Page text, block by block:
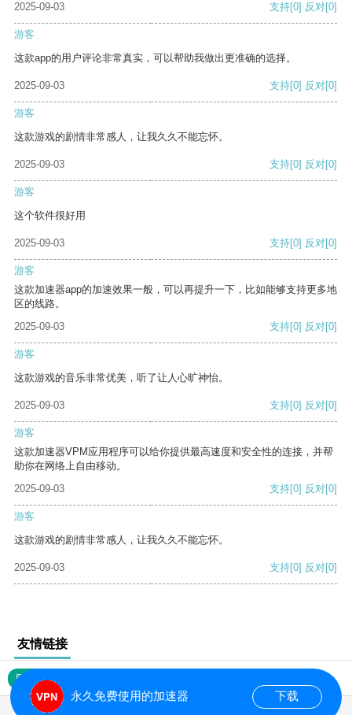
2025-09-03
支持[0] 反对[0]
游客
这款app的用户评论非常真实，可以帮助我做出更准确的选择。
2025-09-03 支持[0] 反对[0]
游客
这款游戏的剧情非常感人，让我久久不能忘怀。
2025-09-03 支持[0] 反对[0]
游客
这个软件很好用
2025-09-03 支持[0] 反对[0]
游客
这款加速器app的加速效果一般，可以再提升一下，比如能够支持更多地
区的线路。
2025-09-03
支持[0] 反对[0]
游客
这款游戏的音乐非常优美，听了让人心旷神怡。
2025-09-03 支持[0] 反对[0]
游客
这款加速器VPM应用程序可以给你提供最高速度和安全性的连接，并帮
助你在网络上自由移动。
2025-09-03
支持[0] 反对[0]
游客
这款游戏的剧情非常感人，让我久久不能忘怀。
2025-09-03 支持[0] 反对[0]
友情链接
网站地图
永久免费使用的加速器 下载